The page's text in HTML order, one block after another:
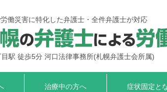
働災害に特化した弁護士・全件弁護士が対応
駅 徒歩5分 河口法律事務所(札幌弁護士会所属)
治療中の方へ 症状固定と